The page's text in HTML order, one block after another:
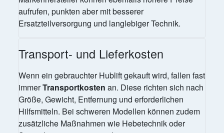
aufrufen, punkten aber mit besserer
Ersatzteilversorgung und langlebiger Technik.
Transport- und Lieferkosten
Wenn ein gebrauchter Hublift gekauft wird, fallen fast
immerTransportkosten an. Diese richten sich nach
Größe, Gewicht, Entfernung und erforderlichen
Hilfsmitteln. Bei schweren Modellen können zudem
zusätzliche Maßnahmen wie Hebetechnik oder